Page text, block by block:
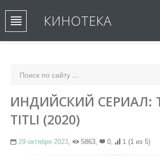
КИНОТЕКА
ИНДИЙСКИЙ СЕРИАЛ:
TITLI (2020)
29 октября 2023, 5863, 0, 1 (1 из 5)